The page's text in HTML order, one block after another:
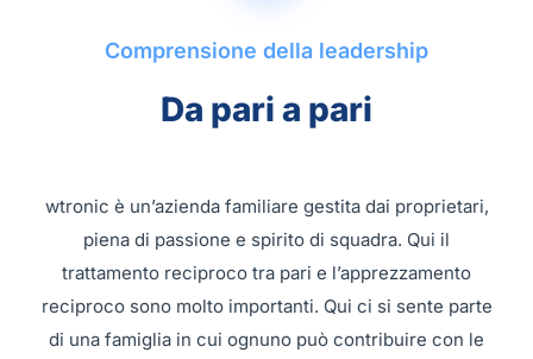
Comprensione della leadership
Da pari a pari
wtronic è un’azienda familiare gestita dai proprietari,
piena di passione e spirito di squadra. Qui il
trattamento reciproco tra pari e l’apprezzamento
reciproco sono molto importanti. Qui ci si sente parte
di una famiglia in cui ognuno può contribuire con le